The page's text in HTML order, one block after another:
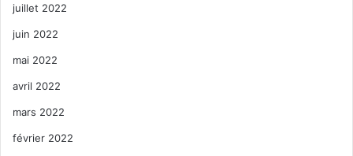
juillet 2022
juin 2022
mai 2022
avril 2022
mars 2022
février 2022